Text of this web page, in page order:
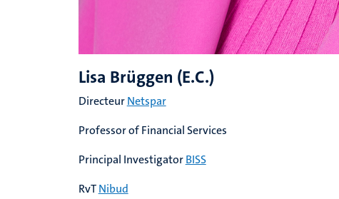
Lisa Brüggen (E.C.)
DirecteurNetspar
Professor of Financial Services
Principal InvestigatorBISS
RvTNibud